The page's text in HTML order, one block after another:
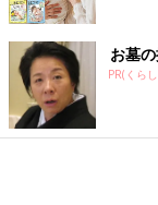
お墓
PR(くら